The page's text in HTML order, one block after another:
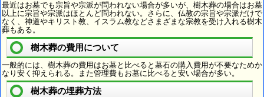
最近はお墓でも宗旨や宗派が問われない場合が多いが、樹木葬の場合はお墓
以上に宗旨や宗派はほとんど問われない。さらに、仏教の宗旨や宗派だけで
なく、神道やキリスト教、イスラム教などさまざまな宗教を受け入れる樹木
葬もある。
樹木葬の費用について
一般的には、樹木葬の費用はお墓と比べると墓石の購入費用が不要なためか
なり安く抑えられる。また管理費もお墓に比べると安い場合が多い。
樹木葬の埋葬方法